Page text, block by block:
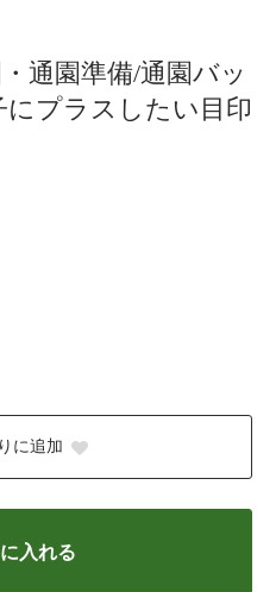
通園準備/通園バッ
プラスしたい目印
に追加
入れる